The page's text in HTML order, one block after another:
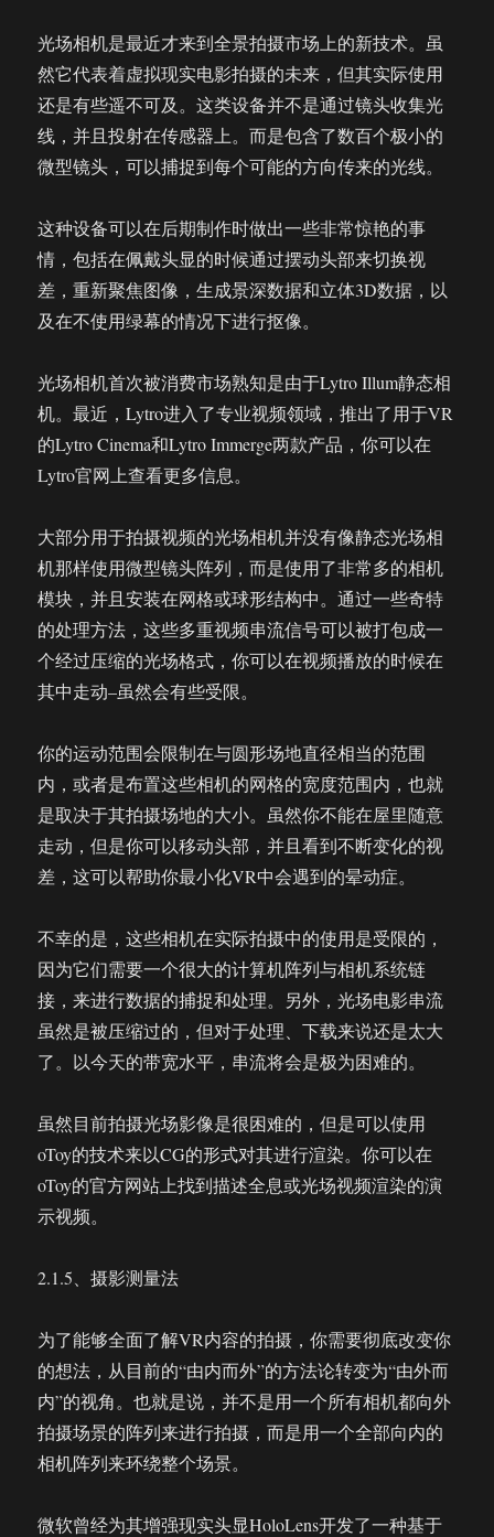
光场相机是最近才来到全景拍摄市场上的新技术。虽
然它代表着虚拟现实电影拍摄的未来，但其实际使用
还是有些遥不可及。这类设备并不是通过镜头收集光
线，并且投射在传感器上。而是包含了数百个极小的
微型镜头，可以捕捉到每个可能的方向传来的光线。
这种设备可以在后期制作时做出一些非常惊艳的事
情，包括在佩戴头显的时候通过摆动头部来切换视
差，重新聚焦图像，生成景深数据和立体3D数据，以
及在不使用绿幕的情况下进行抠像。
光场相机首次被消费市场熟知是由于Lytro Illum静态相
机。最近，Lytro进入了专业视频领域，推出了用于VR
的Lytro Cinema和Lytro Immerge两款产品，你可以在
Lytro官网上查看更多信息。
大部分用于拍摄视频的光场相机并没有像静态光场相
机那样使用微型镜头阵列，而是使用了非常多的相机
模块，并且安装在网格或球形结构中。通过一些奇特
的处理方法，这些多重视频串流信号可以被打包成一
个经过压缩的光场格式，你可以在视频播放的时候在
其中走动–虽然会有些受限。
你的运动范围会限制在与圆形场地直径相当的范围
内，或者是布置这些相机的网格的宽度范围内，也就
是取决于其拍摄场地的大小。虽然你不能在屋里随意
走动，但是你可以移动头部，并且看到不断变化的视
差，这可以帮助你最小化VR中会遇到的晕动症。
不幸的是，这些相机在实际拍摄中的使用是受限的，
因为它们需要一个很大的计算机阵列与相机系统链
接，来进行数据的捕捉和处理。另外，光场电影串流
虽然是被压缩过的，但对于处理、下载来说还是太大
了。以今天的带宽水平，串流将会是极为困难的。
虽然目前拍摄光场影像是很困难的，但是可以使用
oToy的技术来以CG的形式对其进行渲染。你可以在
oToy的官方网站上找到描述全息或光场视频渲染的演
示视频。
2.1.5、摄影测量法
为了能够全面了解VR内容的拍摄，你需要彻底改变你
的想法，从目前的“由内而外”的方法论转变为“由外而
内”的视角。也就是说，并不是用一个所有相机都向外
拍摄场景的阵列来进行拍摄，而是用一个全部向内的
相机阵列来环绕整个场景。
微软曾经为其增强现实头显HoloLens开发了一种基于